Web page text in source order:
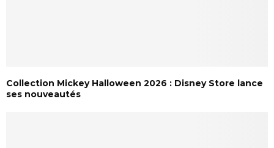
Collection Mickey Halloween 2026 : Disney Store lance
ses nouveautés